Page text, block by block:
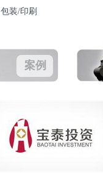
包装/印刷
案例